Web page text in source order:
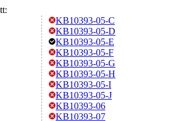
KB10393-05-C
KB10393-05-D
KB10393-05-E
KB10393-05-F
KB10393-05-G
KB10393-05-H
KB10393-05-I
KB10393-05-J
KB10393-06
KB10393-07